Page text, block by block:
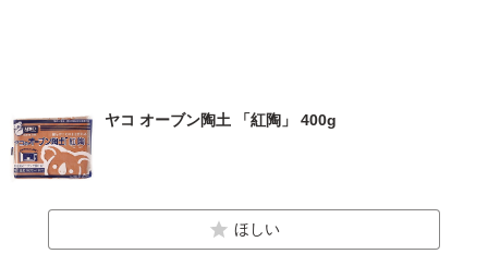
ヤコ オーブン陶土 「紅陶」 400g
ほしい